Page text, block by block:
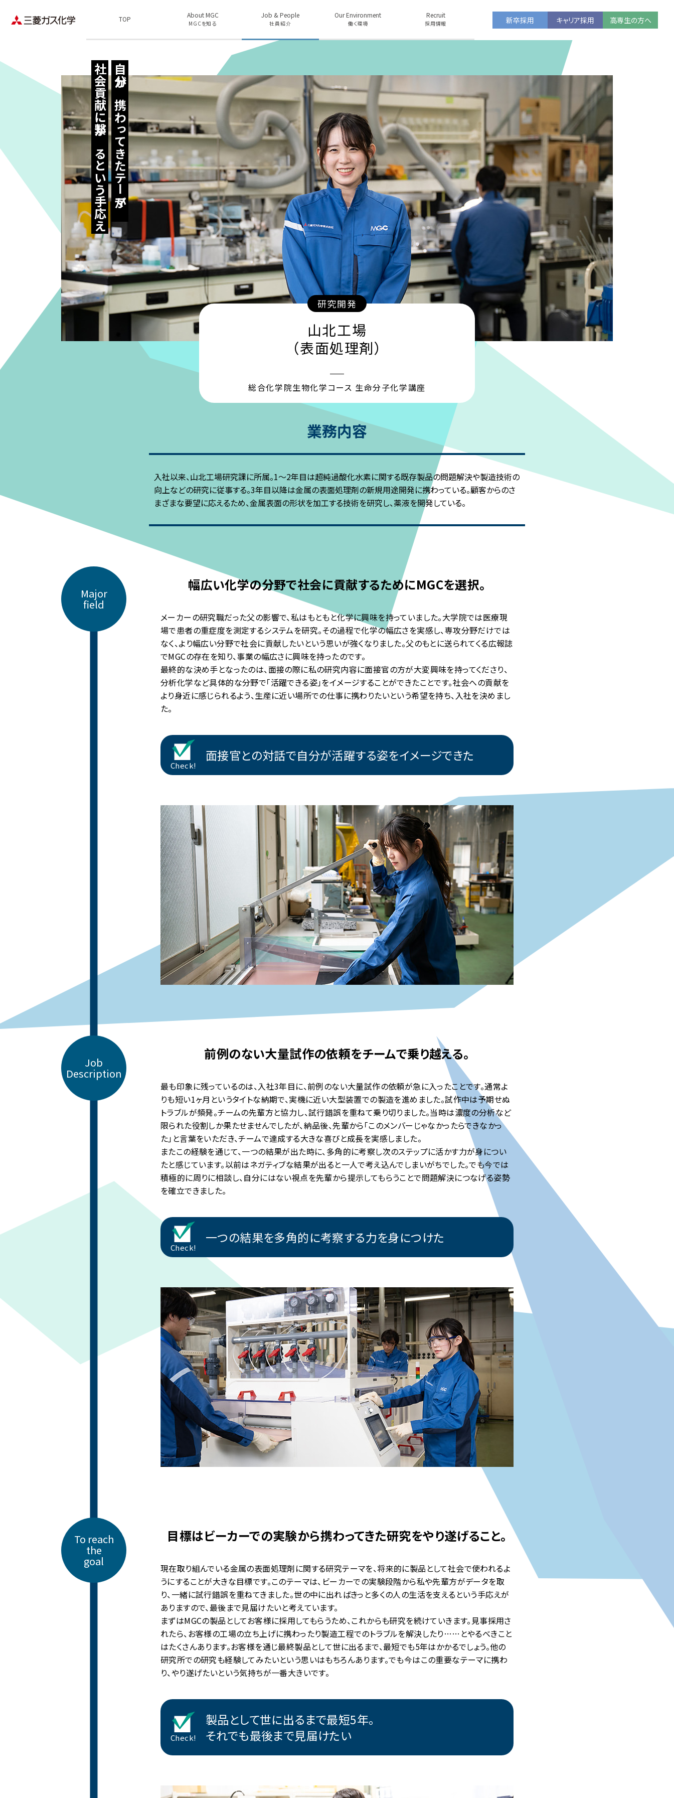
TOP About MGC
MGCを知る
Job & People
社員紹介
Our Environment
働く環境
Recruit
採用情報 新卒採用 キャリア採用 高専生の方へ
自分が携わってきたテーマが
社会貢献に繋がるという手応え
研究開発
山北工場
（表面処理剤）
総合化学院生物化学コース 生命分子化学講座
業務内容
入社以来、山北工場研究課に所属。1〜2年目は超純過酸化水素に関する既存製品の問題解決や製造技術の
向上などの研究に従事する。3年目以降は金属の表面処理剤の新規用途開発に携わっている。顧客からのさ
まざまな要望に応えるため、金属表面の形状を加工する技術を研究し、薬液を開発している。
Major
field
幅広い化学の分野で社会に貢献するためにMGCを選択。
メーカーの研究職だった父の影響で、私はもともと化学に興味を持っていました。大学院では医療現
場で患者の重症度を測定するシステムを研究。その過程で化学の幅広さを実感し、専攻分野だけでは
なく、より幅広い分野で社会に貢献したいという思いが強くなりました。父のもとに送られてくる広報誌
でMGCの存在を知り、事業の幅広さに興味を持ったのです。
最終的な決め手となったのは、面接の際に私の研究内容に面接官の方が大変興味を持ってくださり、
分析化学など具体的な分野で「活躍できる姿」をイメージすることができたことです。社会への貢献を
より身近に感じられるよう、生産に近い場所での仕事に携わりたいという希望を持ち、入社を決めまし
た。
Check!
面接官との対話で自分が活躍する姿をイメージできた
Job
Description
前例のない大量試作の依頼をチームで乗り越える。
最も印象に残っているのは、入社3年目に、前例のない大量試作の依頼が急に入ったことです。通常よ
りも短い1ヶ月というタイトな納期で、実機に近い大型装置での製造を進めました。試作中は予期せぬ
トラブルが頻発。チームの先輩方と協力し、試行錯誤を重ねて乗り切りました。当時は濃度の分析など
限られた役割しか果たせませんでしたが、納品後、先輩から「このメンバーじゃなかったらできなかっ
た」と言葉をいただき、チームで達成する大きな喜びと成長を実感しました。
またこの経験を通じて、一つの結果が出た時に、多角的に考察し次のステップに活かす力が身につい
たと感じています。以前はネガティブな結果が出ると一人で考え込んでしまいがちでした。でも今では
積極的に周りに相談し、自分にはない視点を先輩から提示してもらうことで問題解決につなげる姿勢
を確立できました。
Check!
一つの結果を多角的に考察する力を身につけた
To reach
the
goal
目標はビーカーでの実験から携わってきた研究をやり遂げること。
現在取り組んでいる金属の表面処理剤に関する研究テーマを、将来的に製品として社会で使われるよ
うにすることが大きな目標です。このテーマは、ビーカーでの実験段階から私や先輩方がデータを取
り、一緒に試行錯誤を重ねてきました。世の中に出ればきっと多くの人の生活を支えるという手応えが
ありますので、最後まで見届けたいと考えています。
まずはMGCの製品としてお客様に採用してもらうため、これからも研究を続けていきます。見事採用さ
れたら、お客様の工場の立ち上げに携わったり製造工程でのトラブルを解決したり……とやるべきこと
はたくさんあります。お客様を通じ最終製品として世に出るまで、最短でも5年はかかるでしょう。他の
研究所での研究も経験してみたいという思いはもちろんあります。でも今はこの重要なテーマに携わ
り、やり遂げたいという気持ちが一番大きいです。
Check!
製品として世に出るまで最短5年。
それでも最後まで見届けたい